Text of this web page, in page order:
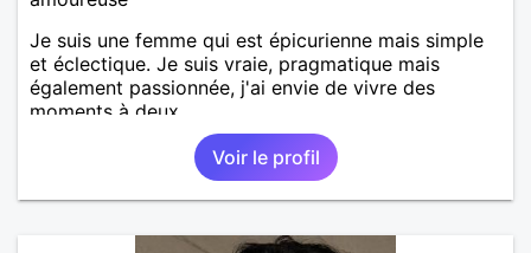
Je suis une femme qui est épicurienne mais simple
et éclectique. Je suis vraie, pragmatique mais
également passionnée, j'ai envie de vivre des
moments à deux.
Voir le profil